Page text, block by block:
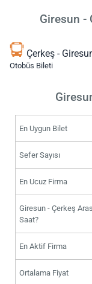
Giresun -
Çerkeş -
Otobüs Bileti
En Uygun Bilet
Sefer Sayısı
En Ucuz Firma
Giresun - Çerkeş
Saat?
En Aktif Firma
Ortalama Fiyat